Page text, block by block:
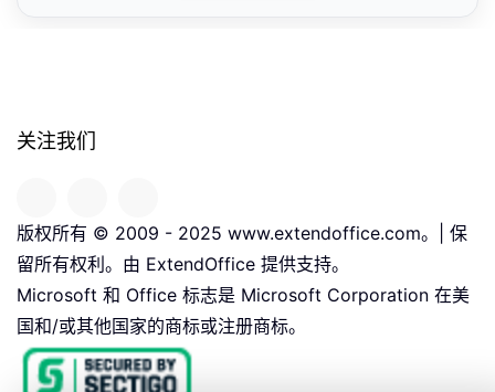
关注我们
版权所有 © 2009 - 2025 www.extendoffice.com。| 保
留所有权利。由 ExtendOffice 提供支持。
Microsoft 和 Office 标志是 Microsoft Corporation 在美
国和/或其他国家的商标或注册商标。